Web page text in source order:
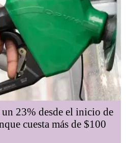
23% desde el inicio de
cuesta más de $100